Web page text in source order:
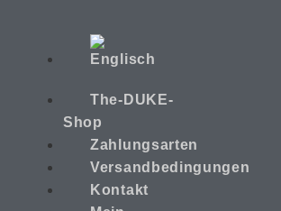
The-DUKE-
Shop
Zahlungsarten
Versandbedingungen
Kontakt